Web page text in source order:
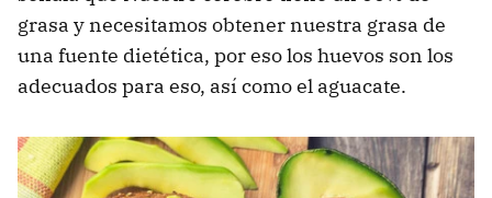
grasa y necesitamos obtener nuestra grasa de
una fuente dietética, por eso los huevos son los
adecuados para eso, así como el aguacate.